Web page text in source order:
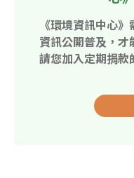
《環境資訊中心
資訊公開普及，
請您加入定期捐款